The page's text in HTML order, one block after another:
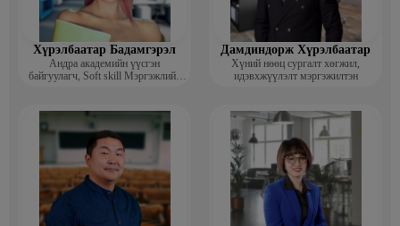
Хүрэлбаатар Бадамгэрэл
Андра академийн үүсгэн
байгуулагч, Soft skill Мэргэжлийн
Дамдиндорж Хүрэлбаатар
Хүний нөөц сургалт хөгжил,
идэвхжүүлэлт мэргэжилтэн